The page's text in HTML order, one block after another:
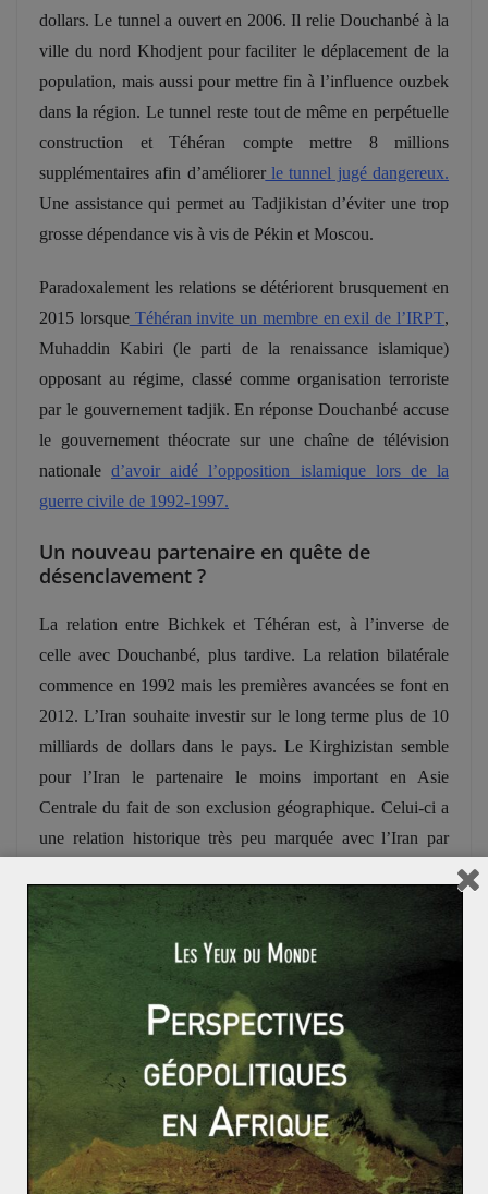
dollars. Le tunnel a ouvert en 2006. Il relie Douchanbé à la
ville du nord Khodjent pour faciliter le déplacement de la
population, mais aussi pour mettre fin à l’influence ouzbek
dans la région. Le tunnel reste tout de même en perpétuelle
construction et Téhéran compte mettre 8 millions
supplémentairesafin d’améliorerle tunnel jugé dangereux.
Une assistance qui permet au Tadjikistan d’éviter une trop
grosse dépendance vis à vis de Pékin et Moscou.
Paradoxalement les relations se détériorent brusquement en
2015 lorsqueTéhéran invite un membre en exil de l’IRPT,
Muhaddin Kabiri (le parti de la renaissance islamique)
opposant au régime, classé comme organisation terroriste
par le gouvernement tadjik. En réponse Douchanbé accuse
le gouvernement théocrate sur une chaîne de télévision
nationaled’avoir aidé l’opposition islamique lors de la
guerre civile de 1992-1997.
Un nouveau partenaire en quête de
désenclavement ?
La relation entre Bichkek et Téhéran est, à l’inverse de
celle avec Douchanbé, plus tardive. La relation bilatérale
commence en 1992 mais les premières avancées se font en
2012. L’Iran souhaite investir sur le long terme plus de 10
milliards de dollars dans le pays. Le Kirghizistan semble
pour l’Iran le partenaire le moins important en Asie
Centrale du fait de son exclusion géographique. Celui-ci a
une relation historique très peu marquée avec l’Iran par
démarque par quelques atouts en matière de ressources
naturelles. Il abrite notamment l’un des plus grands
gisements d’or du monde à Kumtor mais la mine a déjà été
l’entreprise canadienne
Le Kirghizistan malgré son autosuffisance alimentaire et sa
spécialisation dans l’agriculture reste l’un des pays les plus
pauvres d’Asie. L’industrie agro-alimentaire est le principal
argument de ces échanges. Une coopération aussi présente
dans le secteur touristique qui détient selon le régime